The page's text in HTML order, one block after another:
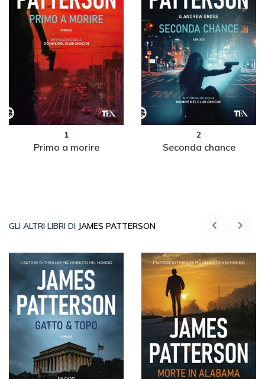
1
Primo a morire
2
Seconda chance
GLI ALTRI LIBRI DI JAMES PATTERSON